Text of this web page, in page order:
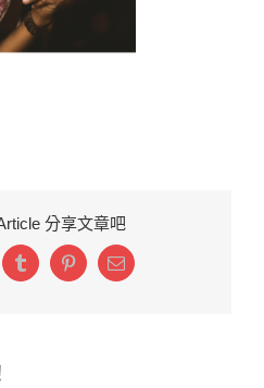
分享文章吧
TumblrPinterestEmail: